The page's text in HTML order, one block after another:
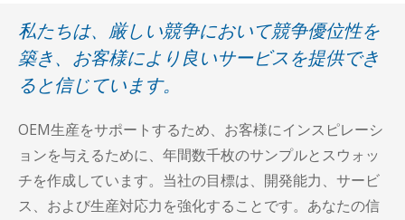
私たちは、厳しい競争において競争優位性を
築き、お客様により良いサービスを提供でき
ると信じています。
OEM生産をサポートするため、お客様にインスピレーシ
ョンを与えるために、年間数千枚のサンプルとスウォッ
チを作成しています。当社の目標は、開発能力、サービ
ス、および生産対応力を強化することです。あなたの信